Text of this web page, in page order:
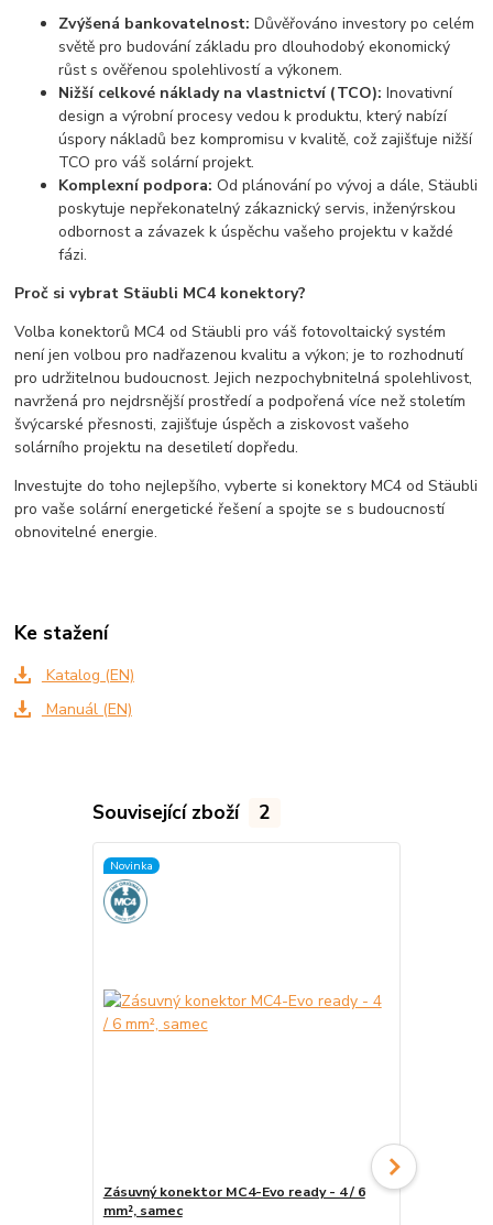
Zvýšená bankovatelnost: Důvěřováno investory po celém
světě pro budování základu pro dlouhodobý ekonomický
růst s ověřenou spolehlivostí a výkonem.
Nižší celkové náklady na vlastnictví (TCO): Inovativní
design a výrobní procesy vedou k produktu, který nabízí
úspory nákladů bez kompromisu v kvalitě, což zajišťuje nižší
TCO pro váš solární projekt.
Komplexní podpora: Od plánování po vývoj a dále, Stäubli
poskytuje nepřekonatelný zákaznický servis, inženýrskou
odbornost a závazek k úspěchu vašeho projektu v každé
fázi.
Proč si vybrat Stäubli MC4 konektory?
Volba konektorů MC4 od Stäubli pro váš fotovoltaický systém
není jen volbou pro nadřazenou kvalitu a výkon; je to rozhodnutí
pro udržitelnou budoucnost. Jejich nezpochybnitelná spolehlivost,
navržená pro nejdrsnější prostředí a podpořená více než stoletím
švýcarské přesnosti, zajišťuje úspěch a ziskovost vašeho
solárního projektu na desetiletí dopředu.
Investujte do toho nejlepšího, vyberte si konektory MC4 od Stäubli
pro vaše solární energetické řešení a spojte se s budoucností
obnovitelné energie.
Ke stažení
Katalog (EN)
Manuál (EN)
Související zboží 2
Novinka
Zásuvný konektor MC4-Evo ready - 4 / 6
mm², samec